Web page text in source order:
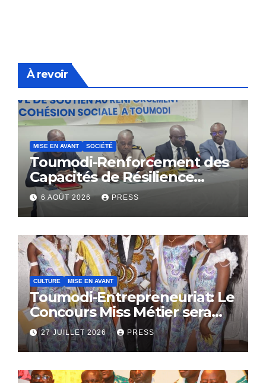
À revoir
MISE EN AVANT SOCIÉTÉ
Toumodi-Renforcement des
Capacités de Résilience
Communautaire
6 AOÛT 2026 PRESS
CULTURE MISE EN AVANT
Toumodi-Entrepreneuriat: Le
Concours Miss Métier sera
bientôt lance.
27 JUILLET 2026 PRESS